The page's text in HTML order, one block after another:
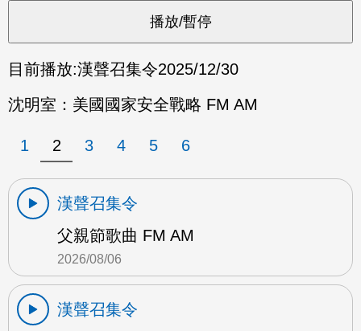
目前播放:漢聲召集令2025/12/30
沈明室：美國國家安全戰略 FM AM
1 2 3 4 5 6
漢聲召集令
父親節歌曲 FM AM
2026/08/06
漢聲召集令